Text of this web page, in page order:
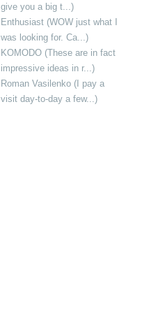
give you a big t...)
Enthusiast (WOW just what I
was looking for. Ca...)
KOMODO (These are in fact
impressive ideas in r...)
Roman Vasilenko (I pay a
visit day-to-day a few...)